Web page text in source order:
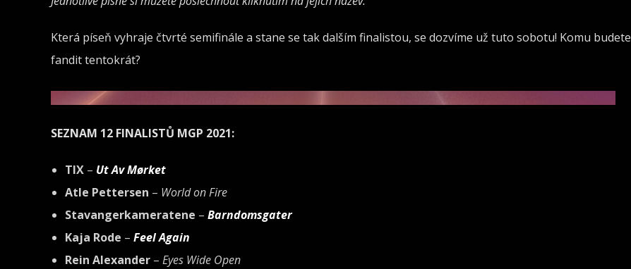
Která píseň vyhraje čtvrté semifinále a stane se tak dalším finalistou, se dozvíme už tuto sobotu! Komu budete
fandit tentokrát?
SEZNAM 12 FINALISTŮ MGP 2021:
TIX – Ut Av Mørket
Atle Pettersen – World on Fire
Stavangerkameratene – Barndomsgater
Kaja Rode – Feel Again
Rein Alexander – Eyes Wide Open